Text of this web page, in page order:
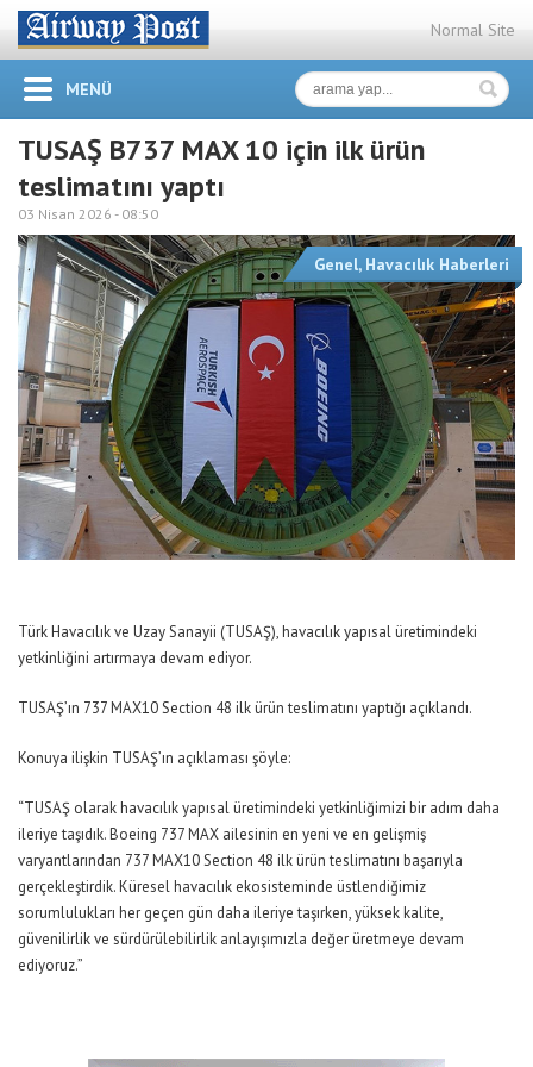
Normal Site
MENÜ
TUSAŞ B737 MAX 10 için ilk ürün
teslimatını yaptı
03 Nisan 2026 - 08:50
Genel, Havacılık Haberleri
Türk Havacılık ve Uzay Sanayii (TUSAŞ), havacılık yapısal üretimindeki
yetkinliğini artırmaya devam ediyor.
TUSAŞ’ın 737 MAX10 Section 48 ilk ürün teslimatını yaptığı açıklandı.
Konuya ilişkin TUSAŞ’ın açıklaması şöyle:
“TUSAŞ olarak havacılık yapısal üretimindeki yetkinliğimizi bir adım daha
ileriye taşıdık. Boeing 737 MAX ailesinin en yeni ve en gelişmiş
varyantlarından 737 MAX10 Section 48 ilk ürün teslimatını başarıyla
gerçekleştirdik. Küresel havacılık ekosisteminde üstlendiğimiz
sorumlulukları her geçen gün daha ileriye taşırken, yüksek kalite,
güvenilirlik ve sürdürülebilirlik anlayışımızla değer üretmeye devam
ediyoruz.”